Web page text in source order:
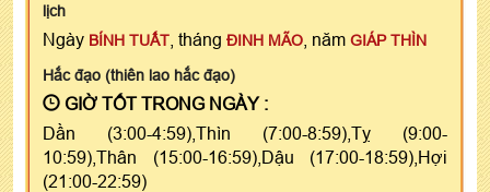
lịch
Ngày BÍNH TUẤT , tháng ĐINH MÃO , năm GIÁP THÌN
Hắc đạo (thiên lao hắc đạo)
GIỜ TỐT TRONG NGÀY :
Dần (3:00-4:59),Thìn (7:00-8:59),Tỵ (9:00-
10:59),Thân (15:00-16:59),Dậu (17:00-18:59),Hợi
(21:00-22:59)